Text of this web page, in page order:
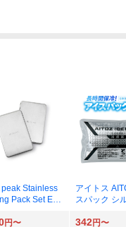
Stainless
Pack Set ET-
アイトス
スパック シ
円〜 342円〜